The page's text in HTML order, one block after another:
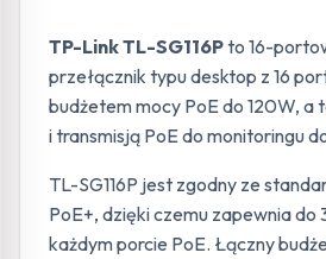
TP-Link TL-SG116Pto 16-
przełącznik typu desktop z 16
budżetem mocy PoE do 120W, a
i transmisją PoE do monitoringu
TL-SG116P jest zgodny ze
PoE+, dzięki czemu zapewnia do
każdym porcie PoE. Łączny